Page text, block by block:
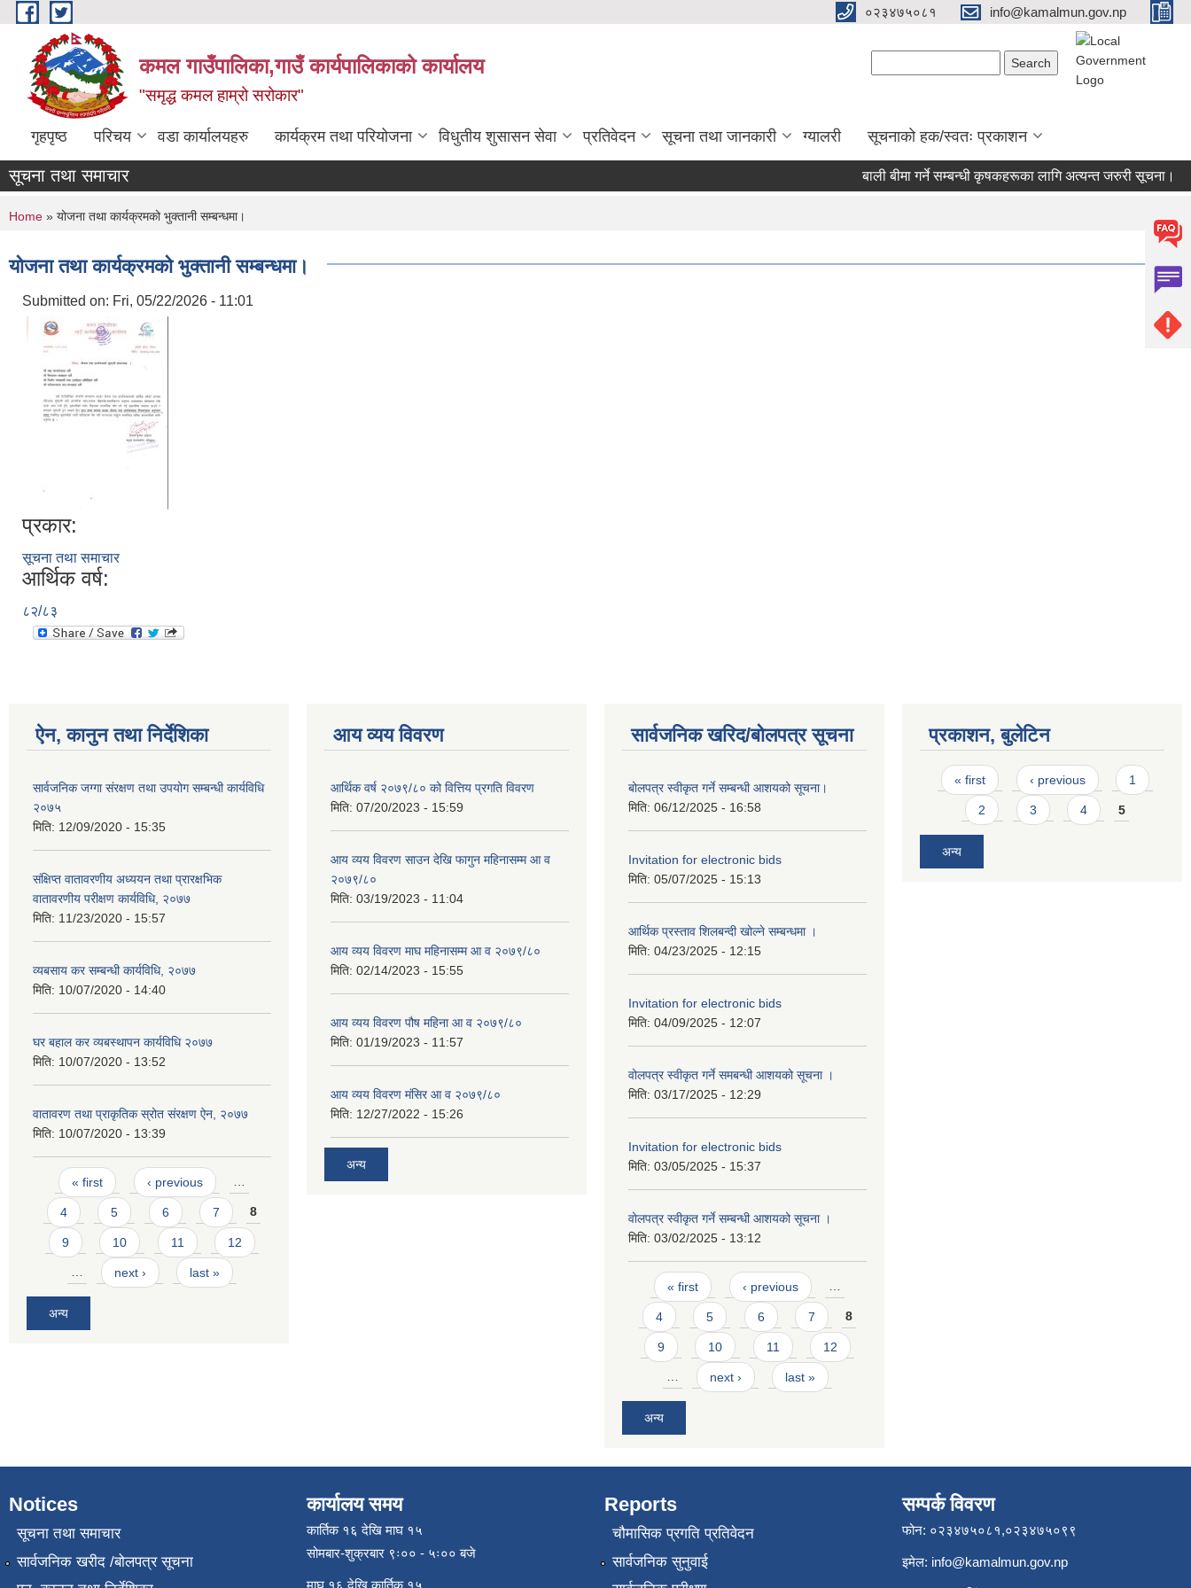
Skip to main content ०२३४७५०८१ info@kamalmun.gov.np
कमल गाउँपालिका,गाउँ कार्यपालिकाको कार्यालय
"समृद्ध कमल हाम्रो सरोकार"
गृहपृष्ठ परिचय वडा कार्यालयहरु कार्यक्रम तथा परियोजना विधुतीय शुसासन सेवा प्रतिवेदन सूचना तथा जानकारी ग्यालरी सूचनाको हक/स्वतः प्रकाशन
सूचना तथा समाचार बाली बीमा गर्ने सम्बन्धी कृषकहरूका लागि अत्यन्त जरुरी सूचना।
You are here
Home » योजना तथा कार्यक्रमको भुक्तानी सम्बन्धमा।
योजना तथा कार्यक्रमको भुक्तानी सम्बन्धमा।
Submitted on: Fri, 05/22/2026 - 11:01
प्रकार:
सूचना तथा समाचार
आर्थिक वर्ष:
८२/८३
ऐन, कानुन तथा निर्देशिका
सार्वजनिक जग्गा संरक्षण तथा उपयोग सम्बन्धी कार्यविधि
२०७५
मिति: 12/09/2020 - 15:35
संक्षिप्त वातावरणीय अध्ययन तथा प्रारक्षभिक
वातावरणीय परीक्षण कार्यविधि, २०७७
मिति: 11/23/2020 - 15:57
व्यबसाय कर सम्बन्धी कार्यविधि, २०७७
मिति: 10/07/2020 - 14:40
घर बहाल कर व्यबस्थापन कार्यविधि २०७७
मिति: 10/07/2020 - 13:52
वातावरण तथा प्राकृतिक स्रोत संरक्षण ऐन, २०७७
मिति: 10/07/2020 - 13:39
Pages
« first ‹ previous …
4 5 6 7 8
9 10 11 12
… next › last »
अन्य
आय व्यय विवरण
आर्थिक वर्ष २०७९/८० को वित्तिय प्रगति विवरण
मिति: 07/20/2023 - 15:59
आय व्यय विवरण साउन देखि फागुन महिनासम्म आ व
२०७९/८०
मिति: 03/19/2023 - 11:04
आय व्यय विवरण माघ महिनासम्म आ व २०७९/८०
मिति: 02/14/2023 - 15:55
आय व्यय विवरण पौष महिना आ व २०७९/८०
मिति: 01/19/2023 - 11:57
आय व्यय विवरण मंसिर आ व २०७९/८०
मिति: 12/27/2022 - 15:26
अन्य
सार्वजनिक खरिद/बोलपत्र सूचना
बोलपत्र स्वीकृत गर्ने सम्बन्धी आशयको सूचना।
मिति: 06/12/2025 - 16:58
Invitation for electronic bids
मिति: 05/07/2025 - 15:13
आर्थिक प्रस्ताव शिलबन्दी खोल्ने सम्बन्धमा ।
मिति: 04/23/2025 - 12:15
Invitation for electronic bids
मिति: 04/09/2025 - 12:07
वोलपत्र स्वीकृत गर्ने समबन्धी आशयको सूचना ।
मिति: 03/17/2025 - 12:29
Invitation for electronic bids
मिति: 03/05/2025 - 15:37
वोलपत्र स्वीकृत गर्ने सम्बन्धी आशयको सूचना ।
मिति: 03/02/2025 - 13:12
Pages
« first ‹ previous …
4 5 6 7 8
9 10 11 12
… next › last »
अन्य
प्रकाशन, बुलेटिन
Pages
« first ‹ previous 1
2 3 4 5
अन्य
Notices
सूचना तथा समाचार
सार्वजनिक खरीद /बोलपत्र सूचना
कार्यालय समय
कार्तिक १६ देखि माघ १५
सोमबार-शुक्रबार ९ः०० - ५ः०० बजे
माघ १६ देखि कार्तिक १५
Reports
चौमासिक प्रगति प्रतिवेदन
सार्वजनिक सुनुवाई
सम्पर्क विवरण
फोन: ०२३४७५०८१,०२३४७५०९९
इमेल: info@kamalmun.gov.np